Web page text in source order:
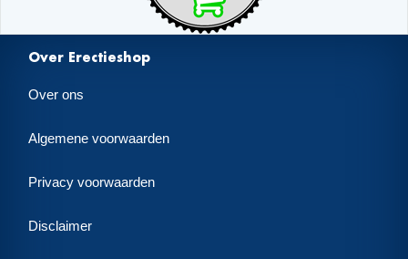
Over Erectieshop
Over ons
Algemene voorwaarden
Privacy voorwaarden
Disclaimer